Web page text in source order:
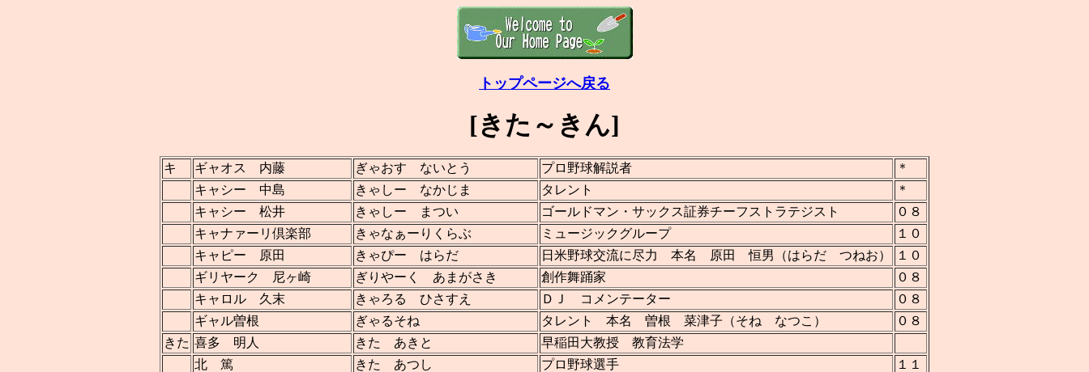
トップページへ戻る
[きた～きん]
キ ギャオス 内藤 ぎゃおす ないとう プロ野球解説者
＊
キャシー 中島
きゃしー なかじま タレント
＊
キャシー 松井
きゃしー まつい ゴールドマン・サックス証券チーフストラテジスト
０８
キャナァーリ倶楽部
きゃなぁーりくらぶ ミュージックグループ
１０
キャピー 原田
きゃぴー はらだ 日米野球交流に尽力 本名 原田 恒男（はらだ つねお）
１０
ギリヤーク 尼ヶ崎
ぎりやーく あまがさき 創作舞踊家
０８
キャロル 久末
きゃろる ひさすえ ＤＪ コメンテーター
０８
ギャル曽根
ぎゃるそね タレント 本名 曽根 菜津子（そね なつこ）
０８
きた 喜多 明人 きた あきと
早稲田大教授 教育法学
北 篤
きた あつし プロ野球選手
１１